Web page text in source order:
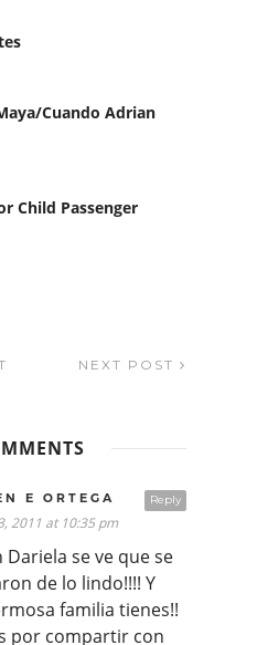
Cuando Adrian
Child Passenger
NEXT POST
Reply
E ORTEGA
2011 at 10:35 pm
Dariela se ve que se
de lo lindo!!!! Y
familia tienes!!
por compartir con